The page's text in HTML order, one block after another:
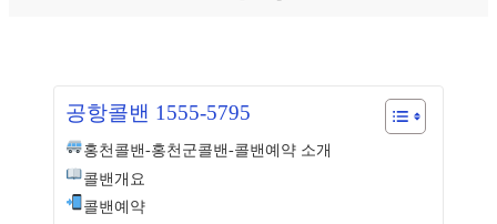
공항콜밴 1555-5795
홍천콜밴-홍천군콜밴-콜밴예약 소개
콜밴개요
콜밴예약